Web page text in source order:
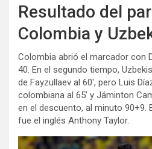
Resultado del
Colombia y
Colombia abrió el marcador con
40. En el segundo tiempo,
de Fayzullaev al 60′, pero Luis
colombiana al 65′ y Jáminton
en el descuento, al minuto 90+9.
fue el inglés Anthony Taylor.